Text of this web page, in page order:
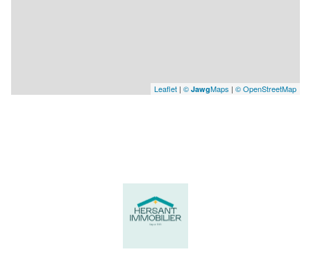
Leaflet | © JawgMaps | © OpenStreetMap